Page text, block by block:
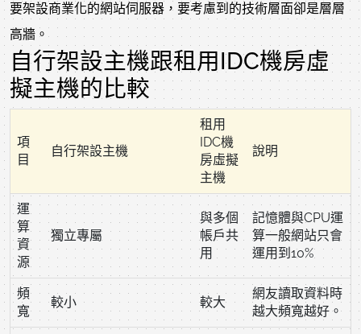
要架設商業化的網站伺服器，要考慮到的技術層面卻是層層
高牆。
自行架設主機跟租用IDC機房虛
擬主機的比較
項
目
自行架設主機
租用
IDC機
房虛擬
主機
說明
運
算
資
源
獨立專屬
與多個
帳戶共
用
記憶體與CPU運
算一般網站只會
運用到10%
頻
寬
較小 較大
網友讀取資料時
越大頻寬越好。